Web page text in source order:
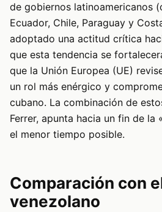
de gobiernos latinoamericanos
Ecuador, Chile, Paraguay y
adoptado una actitud crítica
que esta tendencia se
que la Unión Europea (UE)
un rol más enérgico y
cubano. La combinación de
Ferrer, apunta hacia un fin de la
el menor tiempo posible.
Comparación con
venezolano